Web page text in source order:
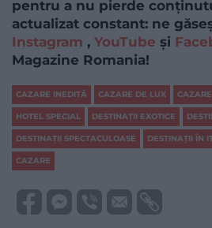
pentru a nu pierde
actualizat constant: ne
Instagram , YouTube și
Magazine Romania!
CAZARE INEDITĂ CAZARE DE LUX
HOTEL SPECIAL DESTINAȚII EXOTICE
DESTINAȚII SPECTACULOASE DESTINAȚII ÎN
CAZARE